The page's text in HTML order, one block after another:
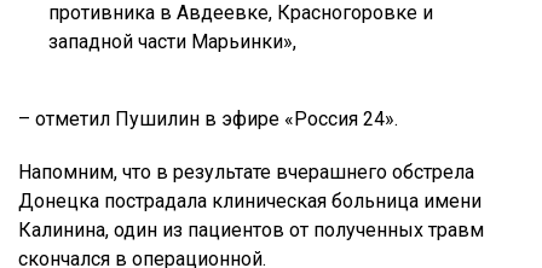
противника в Авдеевке, Красногоровке и
западной части Марьинки»,
– отметил Пушилин в эфире «Россия 24».
Напомним, что в результате вчерашнего обстрела
Донецка пострадала клиническая больница имени
Калинина, один из пациентов от полученных травм
скончался в операционной.